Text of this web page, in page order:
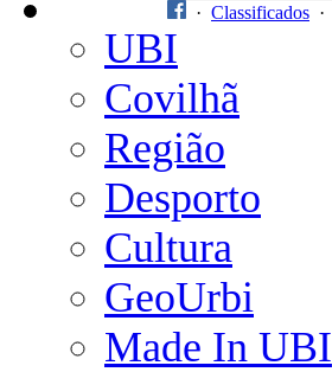
· Classificados ·
UBI
Covilhã
Região
Desporto
Cultura
GeoUrbi
Made In UBI